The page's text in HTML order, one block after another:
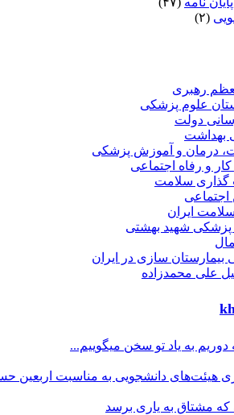
(۲)
رهبری
علوم پزشکی
دولت
بهداشت
درمان و آموزش پزشکی
و رفاه اجتماعی
گذاری سلامت
اجتماعی
ایران
پزشکی شهید بهشتی
سازی در ایران
علی محمدزاده
به یاد تو سخن میگوییم...
هیئت‌های دانشجویی به مناسبت اربعین
مشتاق به یاری برسد